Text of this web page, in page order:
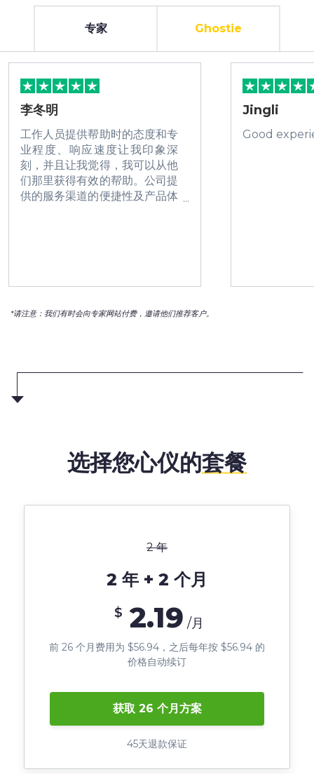
专家 Ghostie
李冬明
工作人员提供帮助时的态度和专
业程度、响应速度让我印象深
刻，并且让我觉得，我可以从他
们那里获得有效的帮助。公司提
供的服务渠道的便捷性及产品体
Jingli
Good
*请注意：我们有时会向专家网站付费，邀请他们推荐客户。
选择您心仪的套餐
2 年
2 年 + 2 个月
$ 2.19 /月
前 26 个月费用为 $56.94，之后每年按 $56.94 的
价格自动续订
获取 26 个月方案
45天退款保证